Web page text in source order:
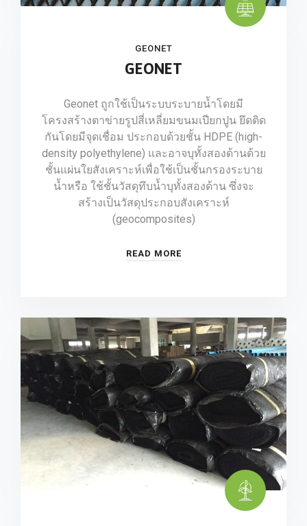
GEONET
GEONET
Geonet ถูกใช้เป็นระบบระบายน้ำโดยมี
โครงสร้างตาข่ายรูปสี่เหลี่ยมขนมเปียกปูน ยึดติด
กันโดยมีจุดเชื่อม ประกอบด้วยชั้น HDPE (high-
density polyethylene) และอาจบุทั้งสองด้านด้วย
ชั้นแผ่นใยสังเคราะห์เพื่อใช้เป็นชั้นกรองระบาย
น้ำหรือ ใช้ชั้นวัสดุทึบน้ำบุทั้งสองด้าน ซึ่งจะ
สร้างเป็นวัสดุประกอบสังเคราะห์
(geocomposites)
READ MORE